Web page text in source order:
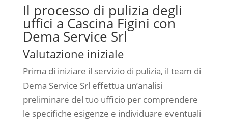
Il processo di pulizia degli
uffici a Cascina Figini con
Dema Service Srl
Valutazione iniziale
Prima di iniziare il servizio di pulizia, il team di
Dema Service Srl effettua un’analisi
preliminare del tuo ufficio per comprendere
le specifiche esigenze e individuare eventuali